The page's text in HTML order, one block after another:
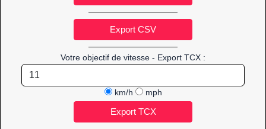
Votre objectif de vitesse - Export TCX :
km/h mph